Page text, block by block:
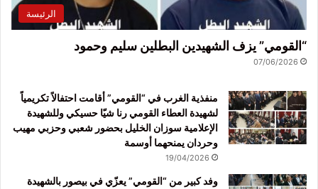
الرئيسة
“القومي” يزف الشهيدين البطلين سليم وحمود
07/06/2026
منفذية الغرب في “القومي” أقامت احتفالاً تكريمياً
لشهيدة العطاء القومي رنا شيّا حسيكي وللشهيدة
الإعلامية سوزان الخليل بحضور شعبي وحزبي مهيب
وحردان يمنحهما أوسمة
19/04/2026
وفد كبير من “القومي” يعزّي في بيصور بالشهيدة